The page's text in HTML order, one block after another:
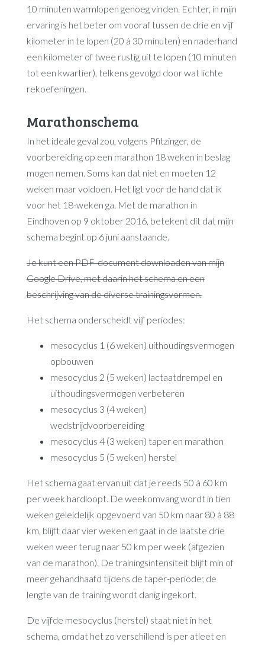
10 minuten warmlopen genoeg vinden. Echter, in mijn
ervaring is het beter om vooraf tussen de drie en vijf
kilometer in te lopen (20 à 30 minuten) en naderhand
een kilometer of twee rustig uit te lopen (10 minuten
tot een kwartier), telkens gevolgd door wat lichte
rekoefeningen.
Marathonschema
In het ideale geval zou, volgens Pfitzinger, de
voorbereiding op een marathon 18 weken in beslag
mogen nemen. Soms kan dat niet en moeten 12
weken maar voldoen. Het ligt voor de hand dat ik
voor het 18-weken ga. Met de marathon in
Eindhoven op 9 oktober 2016, betekent dit dat mijn
schema begint op 6 juni aanstaande.
Je kunt een PDF-document downloaden van mijn
Google Drive, met daarin het schema en een
beschrijving van de diverse trainingsvormen.
Het schema onderscheidt vijf periodes:
mesocyclus 1 (6 weken) uithoudingsvermogen
opbouwen
mesocyclus 2 (5 weken) lactaatdrempel en
uithoudingsvermogen verbeteren
mesocyclus 3 (4 weken)
wedstrijdvoorbereiding
mesocyclus 4 (3 weken) taper en marathon
mesocyclus 5 (5 weken) herstel
Het schema gaat ervan uit dat je reeds 50 à 60 km
per week hardloopt. De weekomvang wordt in tien
weken geleidelijk opgevoerd van 50 km naar 80 à 88
km, blijft daar vier weken en gaat in de laatste drie
weken weer terug naar 50 km per week (afgezien
van de marathon). De trainingsintensiteit blijft min of
meer gehandhaafd tijdens de taper-periode; de
lengte van de training wordt danig ingekort.
De vijfde mesocyclus (herstel) staat niet in het
schema, omdat het zo verschillend is per atleet en